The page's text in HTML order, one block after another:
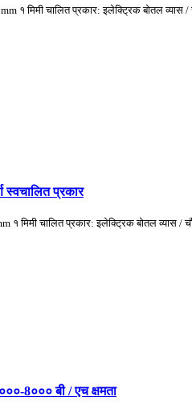
१ मिमी चालित प्रकार: इलेक्ट्रिक बोतल
स्वचालित प्रकार
मिमी चालित प्रकार: इलेक्ट्रिक बोतल व्यास /
8००० बी / एच क्षमता